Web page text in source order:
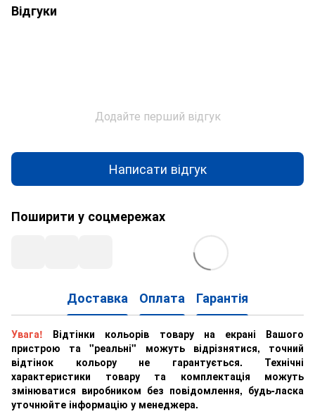
Відгуки
Додайте перший відгук
Написати відгук
Поширити у соцмережах
Доставка Оплата Гарантія
Увага! Відтінки кольорів товару на екрані Вашого
пристрою та "реальні" можуть відрізнятися, точний
відтінок кольору не гарантується. Технічні
характеристики товару та комплектація можуть
змінюватися виробником без повідомлення, будь-ласка
уточнюйте інформацію у менеджера.